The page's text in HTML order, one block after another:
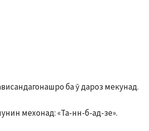
ба ӯ дароз мекунад.
мехонад: «Та-нн-б-ад-зе».